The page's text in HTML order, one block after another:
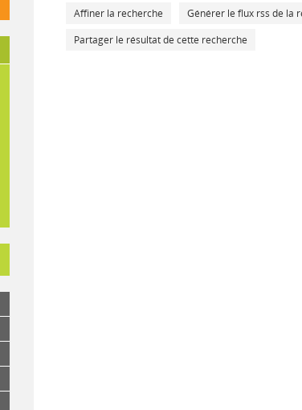
Affiner la recherche
Générer le flux rss de la
Partager le résultat de cette recherche